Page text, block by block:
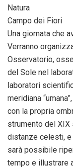
Natura
Campo dei Fiori
Una giornata che
Verranno
Osservatorio,
del Sole nel
laboratori
meridiana
con la propria
strumento del
distanze celesti, e
sarà possibile
tempo e illustrare